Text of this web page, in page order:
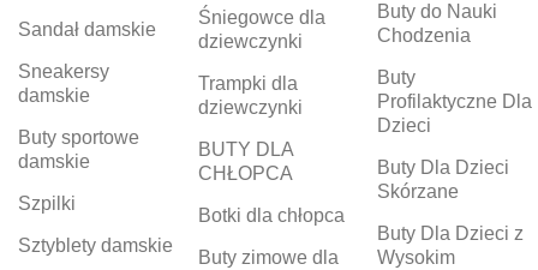
Sandał damskie
Sneakersy
damskie
Buty sportowe
damskie
Szpilki
Sztyblety damskie
Śniegowce dla
dziewczynki
Trampki dla
dziewczynki
BUTY DLA
CHŁOPCA
Botki dla chłopca
Buty zimowe dla
Buty do Nauki
Chodzenia
Buty
Profilaktyczne Dla
Dzieci
Buty Dla Dzieci
Skórzane
Buty Dla Dzieci z
Wysokim